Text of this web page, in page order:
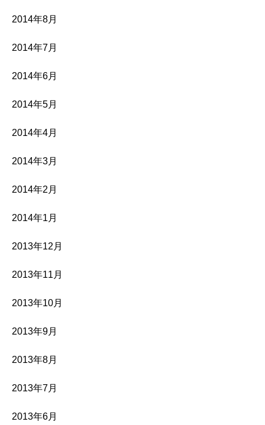
2014年8月
2014年7月
2014年6月
2014年5月
2014年4月
2014年3月
2014年2月
2014年1月
2013年12月
2013年11月
2013年10月
2013年9月
2013年8月
2013年7月
2013年6月